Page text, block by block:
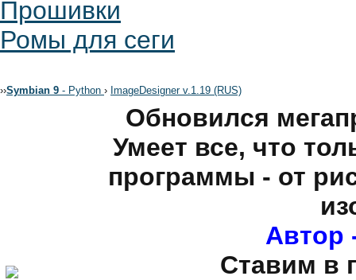
Прошивки
Ромы для сеги
››Symbian 9 - Python › ImageDesigner v.1.19 (RUS)
Обновился
Умеет все, что
программы - от
Автор
Ставим в